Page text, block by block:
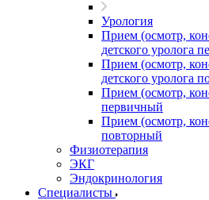
Урология
Прием (осмотр,
детского уролога
Прием (осмотр,
детского уролога
Прием (осмотр,
первичный
Прием (осмотр,
повторный
Физиотерапия
ЭКГ
Эндокринология
Специалисты